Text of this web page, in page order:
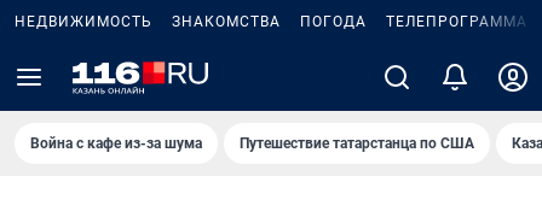
НЕДВИЖИМОСТЬ ЗНАКОМСТВА ПОГОДА ТЕЛЕПРОГРАММА
Война с кафе из-за шума Путешествие татарстанца по США